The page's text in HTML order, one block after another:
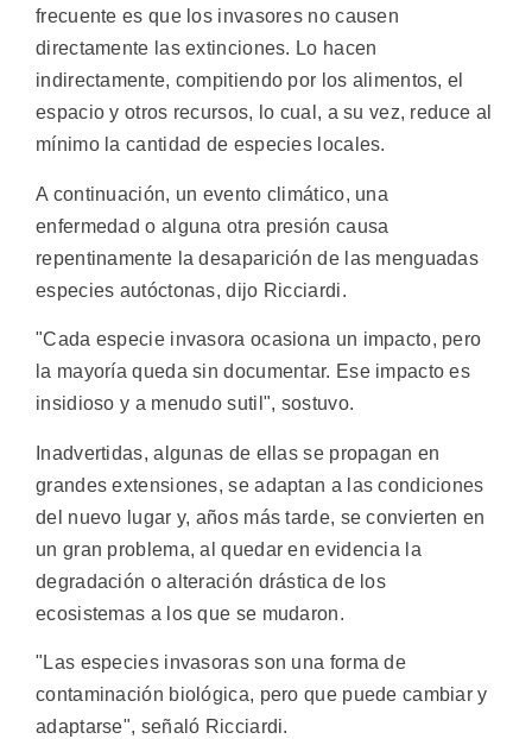
frecuente es que los invasores no causen
directamente las extinciones. Lo hacen
indirectamente, compitiendo por los alimentos, el
espacio y otros recursos, lo cual, a su vez, reduce al
mínimo la cantidad de especies locales.
A continuación, un evento climático, una
enfermedad o alguna otra presión causa
repentinamente la desaparición de las menguadas
especies autóctonas, dijo Ricciardi.
"Cada especie invasora ocasiona un impacto, pero
la mayoría queda sin documentar. Ese impacto es
insidioso y a menudo sutil", sostuvo.
Inadvertidas, algunas de ellas se propagan en
grandes extensiones, se adaptan a las condiciones
del nuevo lugar y, años más tarde, se convierten en
un gran problema, al quedar en evidencia la
degradación o alteración drástica de los
ecosistemas a los que se mudaron.
"Las especies invasoras son una forma de
contaminación biológica, pero que puede cambiar y
adaptarse", señaló Ricciardi.